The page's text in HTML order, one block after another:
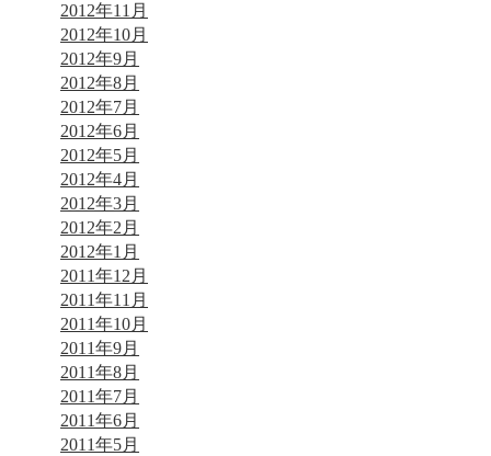
2012年11月
2012年10月
2012年9月
2012年8月
2012年7月
2012年6月
2012年5月
2012年4月
2012年3月
2012年2月
2012年1月
2011年12月
2011年11月
2011年10月
2011年9月
2011年8月
2011年7月
2011年6月
2011年5月